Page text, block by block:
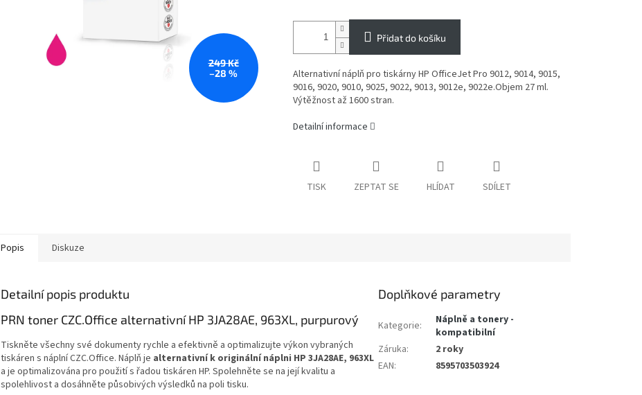
249 Kč
–28 %
Přidat do košíku
Alternativní náplň pro tiskárny HP OfficeJet Pro 9012, 9014, 9015,
9016, 9020, 9010, 9025, 9022, 9013, 9012e, 9022e.Objem 27 ml.
Výtěžnost až 1600 stran.
Detailní informace
TISK ZEPTAT SE HLÍDAT SDÍLET
Popis Diskuze
Detailní popis produktu
PRN toner CZC.Office alternativní HP 3JA28AE, 963XL, purpurový
Tiskněte všechny své dokumenty rychle a efektivně a optimalizujte výkon vybraných
tiskáren s náplní CZC.Office. Náplň je alternativní k originální náplni HP 3JA28AE, 963XL
a je optimalizována pro použití s řadou tiskáren HP. Spolehněte se na její kvalitu a
spolehlivost a dosáhněte působivých výsledků na poli tisku.
Doplňkové parametry
Kategorie:
Náplně a tonery -
kompatibilní
Záruka:
2 roky
EAN: 8595703503924